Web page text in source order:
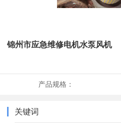
锦州市应急维修电机水泵风机
产品规格：
关键词